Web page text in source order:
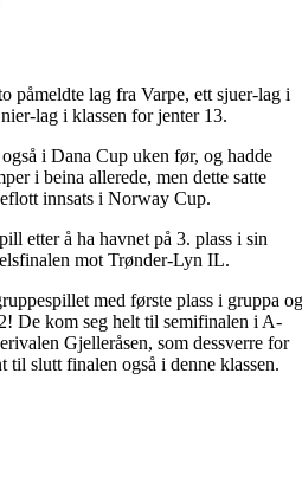
påmeldte lag fra Varpe, ett sjuer-lag i
lag i klassen for jenter 13.
i Dana Cup uken før, og hadde
i beina allerede, men dette satte
innsats i Norway Cup.
etter å ha havnet på 3. plass i sin
mot Trønder-Lyn IL.
med første plass i gruppa og
De kom seg helt til semifinalen i A-
Gjelleråsen, som dessverre for
til slutt finalen også i denne klassen.